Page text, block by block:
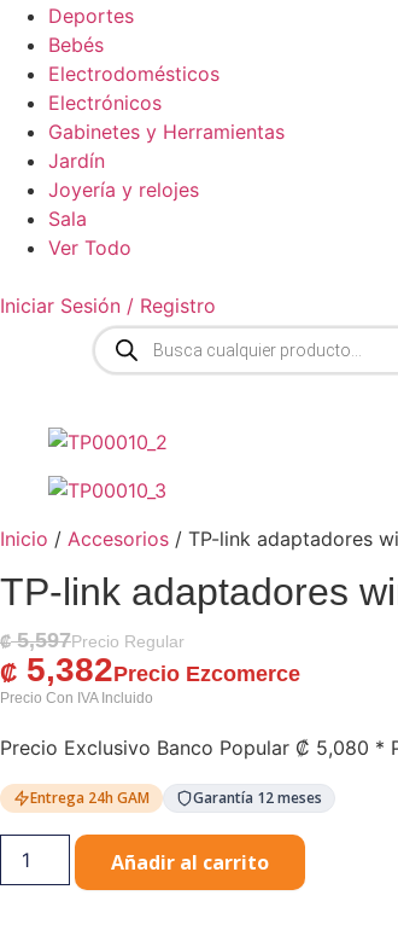
Deportes
Bebés
Electrodomésticos
Electrónicos
Gabinetes y Herramientas
Jardín
Joyería y relojes
Sala
Ver Todo
Iniciar Sesión / Registro
Búsqueda
de
productos
Inicio / Accesorios / TP-link adaptadores
TP-link adaptadores
₡5,597
El Precio Original Era: ₡ 5,597.
₡ 5,382
El Precio Actual Es: ₡ 5,382.
Precio Exclusivo Banco Popular ₡ 5,080 *
Entrega 24h GAM Garantía 12 meses
TP-
link
adaptadores
Añadir al carrito